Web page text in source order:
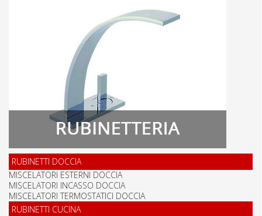
RUBINETTI DOCCIA
MISCELATORI ESTERNI DOCCIA
MISCELATORI INCASSO DOCCIA
MISCELATORI TERMOSTATICI DOCCIA
RUBINETTI CUCINA